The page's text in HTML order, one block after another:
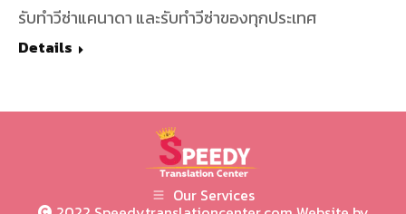
รับทำวีซ่าแคนาดา และรับทำวีซ่าของทุกประเทศ
Details
Our Services